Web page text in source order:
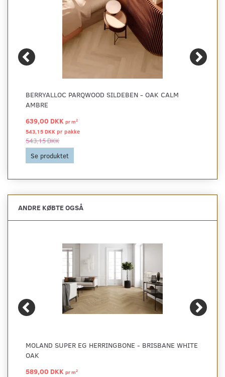
BERRYALLOC PARQWOOD SILDEBEN - OAK CALM
AMBRE
639,00 DKK prm2
543,15 DKK pr pakke
543,15 DKK
Se produktet
ANDRE KØBTE OGSÅ
MOLAND SUPER EG HERRINGBONE - BRISBANE WHITE
OAK
589,00 DKK prm2